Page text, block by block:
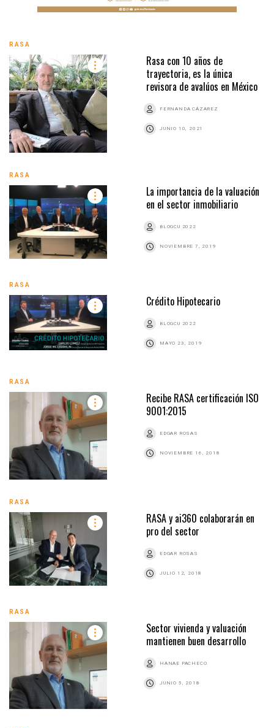
RASA
Rasa con 10 años de
trayectoria, es la única
revisora de avalúos en México
FERNANDA CÁZAREZ
JUNIO 10, 2021
RASA
La importancia de la valuación
en el sector inmobiliario
BLOGCU 2022
NOVIEMBRE 7, 2019
RASA
Crédito Hipotecario
BLOGCU 2022
MAYO 23, 2019
RASA
Recibe RASA certificación ISO
9001:2015
EDGAR ROSAS
NOVIEMBRE 16, 2018
RASA
RASA y ai360 colaborarán en
pro del sector
EDGAR ROSAS
JULIO 12, 2018
RASA
Sector vivienda y valuación
mantienen buen desarrollo
HANAE PACHECO
JUNIO 5, 2018